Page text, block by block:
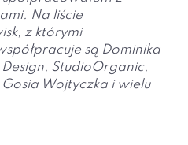
Na liście
z którymi
są Dominika
StudioOrganic,
Wojtyczka i wielu